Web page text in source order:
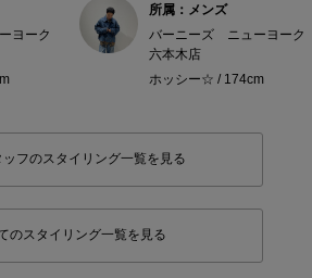
ヨーク
所属：メンズ
バーニーズ ニューヨーク
六本木店
ホッシー☆ / 174cm
ッフのスタイリング一覧を見る
のスタイリング一覧を見る